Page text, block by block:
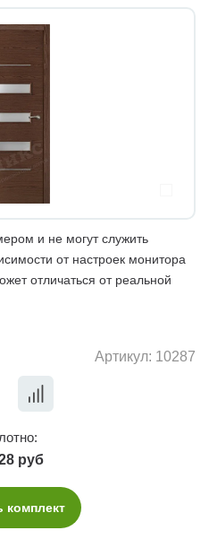
и не могут служить
от настроек монитора
отличаться от реальной
Артикул: 10287
руб
комплект